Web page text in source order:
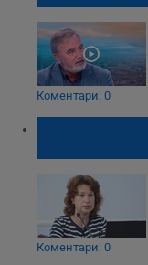
Коментари: 0
Коментари: 0